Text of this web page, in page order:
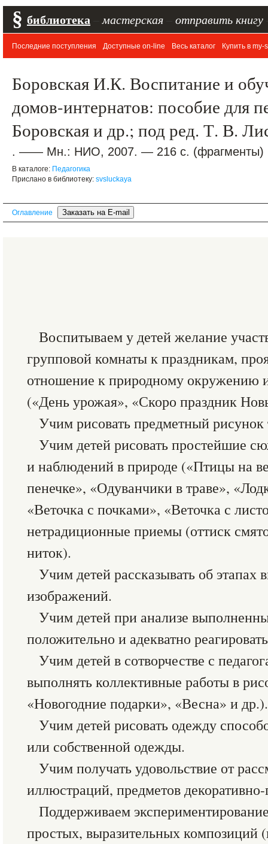
§ библиотека мастерская отправить книгу
Последние поступления Доступные on-line Весь каталог Купить в my-
Боровская И.К. Воспитание и
домов-интернатов: пособие для
Боровская и др.; под ред. Т. В.
. —— Мн.: НИО, 2007. — 216 с. (фрагменты)
В каталоге: Педагогика
Прислано в библиотеку: svsluckaya
Оглавление
Воспитываем у детей желание
групповой комнаты к праздникам,
отношение к природному окружению
(«День урожая», «Скоро праздник
Учим рисовать предметный
Учим детей рисовать простейшие
и наблюдений в природе («Птицы на
пенечке», «Одуванчики в траве»,
«Веточка с почками», «Веточка с
нетрадиционные приемы (оттиск
ниток).
Учим детей рассказывать об этапах
изображений.
Учим детей при анализе
положительно и адекватно
Учим детей в сотворчестве с
выполнять коллективные работы в
«Новогодние подарки», «Весна» и др.).
Учим детей рисовать одежду
или собственной одежды.
Учим получать удовольствие от
иллюстраций, предметов
Поддерживаем
простых, выразительных композиций